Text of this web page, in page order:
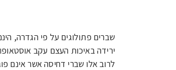
שברים פתולוגים על פי הגדרה,
ירידה באיכות העצם עקב
לרוב אלו שברי דחיסה אשר אינם